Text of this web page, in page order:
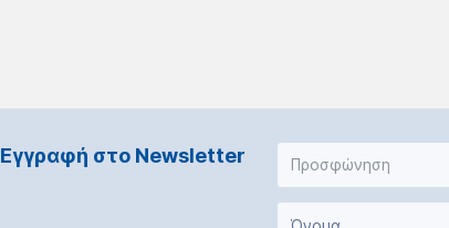
Εγγραφή στο Νewsletter Προσφώνηση